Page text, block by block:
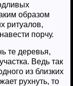
образом
ритуалов,
порчу.
те деревья,
Ведь так
из близких
рухнуть, то